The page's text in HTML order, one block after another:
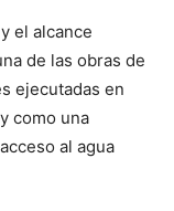
el alcance
de las obras de
ejecutadas en
como una
al agua